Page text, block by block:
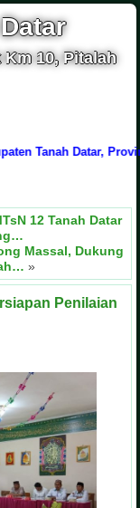
10, Pitalah
Datar, Provinsi
12 Tanah Datar
Massal, Dukung
»
Penilaian